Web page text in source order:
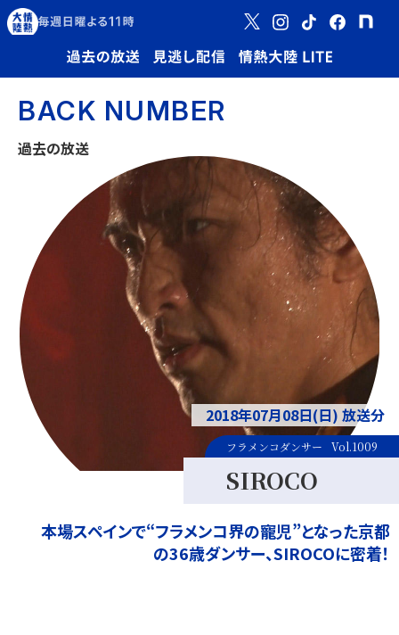
BACK NUMBER
過去の放送
2018年07月08日(日) 放送分
SIROCO
フラメンコダンサー Vol.1009
本場スペインで“フラメンコ界の寵児”となった京都
の36歳ダンサー、SIROCOに密着！